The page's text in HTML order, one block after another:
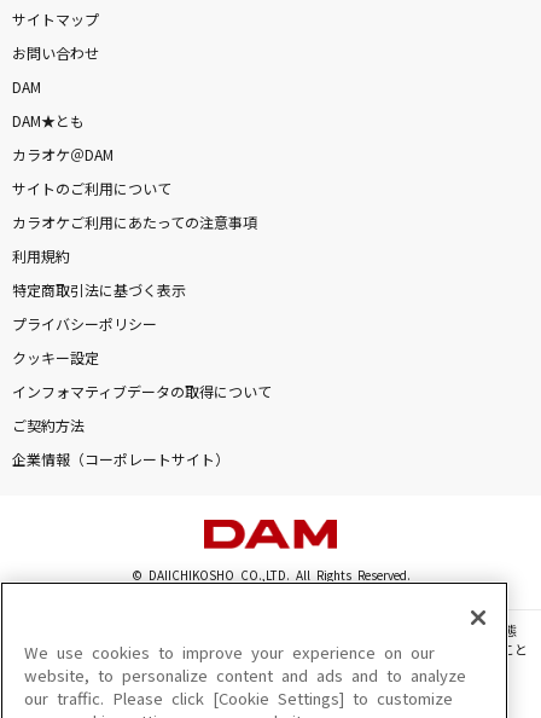
[生音]夢をかなえてドラえもん
Follow Me
E-girls
炎と森のカーニバル
SEKAI NO OWARI(世界の終わり)
[生音]君の知らない物語
ばかじゃないのに
カラオケ最新情報をチェック！
サイトマップ
お問い合わせ
DAM
DAM★とも
カラオケ＠DAM
サイトのご利用について
カラオケご利用にあたっての注意事項
利用規約
特定商取引法に基づく表示
プライバシーポリシー
クッキー設定
インフォマティブデータの取得について
ご契約方法
企業情報（コーポレートサイト）
© DAIICHIKOSHO CO.,LTD. All Rights Reserved.
このサイトに掲載されている一切の文章・画像・写真・動画・音声等を、手段や形態
を問わず、著作権法の定める範囲を超えて無断で複製、転載、ファイル化などすること
を禁じます。
楽曲及びコンテンツは、機種によりご利用いただけない場合があります。
We use cookies to improve your experience on our
website, to personalize content and ads and to analyze
our traffic. Please click [Cookie Settings] to customize